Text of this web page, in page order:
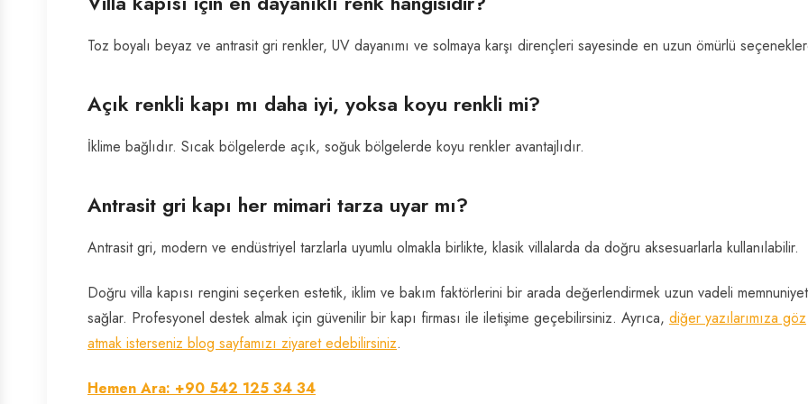
Toz boyalı beyaz ve antrasit gri renkler, UV dayanımı ve solmaya karşı dirençleri sayesinde en uzun ömürlü
Açık renkli kapı mı daha iyi, yoksa koyu renkli mi?
İklime bağlıdır. Sıcak bölgelerde açık, soğuk bölgelerde koyu renkler avantajlıdır.
Antrasit gri kapı her mimari tarza uyar mı?
Antrasit gri, modern ve endüstriyel tarzlarla uyumlu olmakla birlikte, klasik villalarda da doğru aksesuarlarla kullanılabilir.
Doğru villa kapısı rengini seçerken estetik, iklim ve bakım faktörlerini bir arada değerlendirmek uzun vadeli memnuniyet
sağlar. Profesyonel destek almak için güvenilir bir kapı firması ile iletişime geçebilirsiniz. Ayrıca, diğer yazılarımıza göz
atmak isterseniz blog sayfamızı ziyaret edebilirsiniz.
Hemen Ara: +90 542 125 34 34